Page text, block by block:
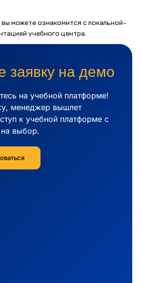
вы можете ознакомится с локальной-
учебного центра.
заявку на демо
на учебной платформе!
менеджер вышлет
к учебной платформе с
выбор.